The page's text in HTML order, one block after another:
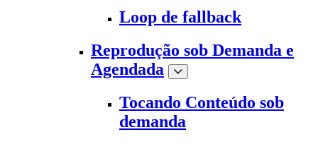
Loop de fallback
Reprodução sob Demanda e
Agendada
Tocando Conteúdo sob
demanda